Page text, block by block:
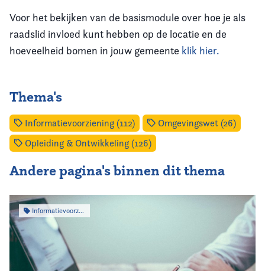
Voor het bekijken van de basismodule over hoe je als
raadslid invloed kunt hebben op de locatie en de
hoeveelheid bomen in jouw gemeente klik hier.
Thema's
Informatievoorziening (112)
Omgevingswet (26)
Opleiding & Ontwikkeling (126)
Andere pagina's binnen dit thema
Informatievoorziening